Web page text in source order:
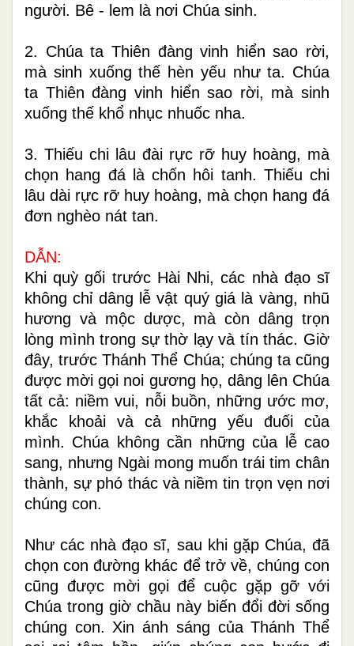
người. Bê - lem là nơi Chúa sinh.
2. Chúa ta Thiên đàng vinh hiển sao rời,
mà sinh xuống thế hèn yếu như ta. Chúa
ta Thiên đàng vinh hiển sao rời, mà sinh
xuống thế khổ nhục nhuốc nha.
3. Thiếu chi lâu đài rực rỡ huy hoàng, mà
chọn hang đá là chốn hôi tanh. Thiếu chi
lâu dài rực rỡ huy hoàng, mà chọn hang đá
đơn nghèo nát tan.
DẪN:
Khi quỳ gối trước Hài Nhi, các nhà đạo sĩ
không chỉ dâng lễ vật quý giá là vàng, nhũ
hương và mộc dược, mà còn dâng trọn
lòng mình trong sự thờ lạy và tín thác. Giờ
đây, trước Thánh Thể Chúa; chúng ta cũng
được mời gọi noi gương họ, dâng lên Chúa
tất cả: niềm vui, nỗi buồn, những ước mơ,
khắc khoải và cả những yếu đuối của
mình. Chúa không cần những của lễ cao
sang, nhưng Ngài mong muốn trái tim chân
thành, sự phó thác và niềm tin trọn vẹn nơi
chúng con.
Như các nhà đạo sĩ, sau khi gặp Chúa, đã
chọn con đường khác để trở về, chúng con
cũng được mời gọi để cuộc gặp gỡ với
Chúa trong giờ chầu này biến đổi đời sống
chúng con. Xin ánh sáng của Thánh Thể